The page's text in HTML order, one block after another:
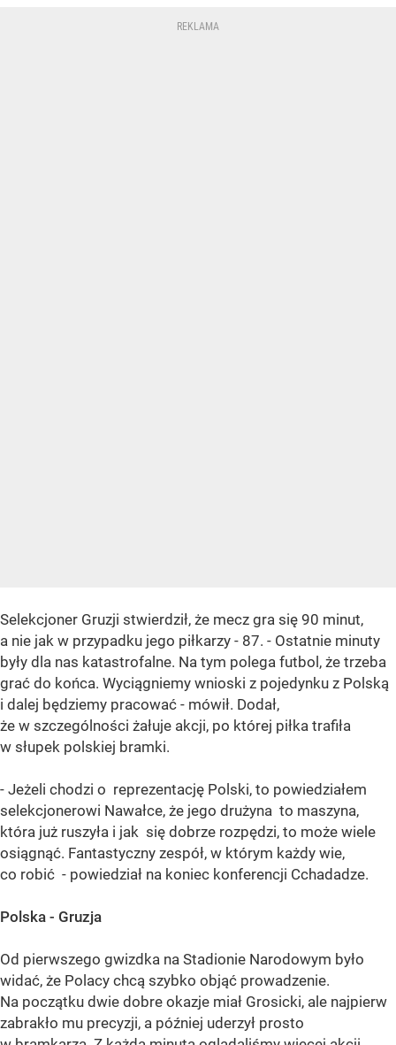
Selekcjoner Gruzji stwierdził, że mecz gra się 90 minut,
a nie jak w przypadku jego piłkarzy - 87. - Ostatnie minuty
były dla nas katastrofalne. Na tym polega futbol, że trzeba
grać do końca. Wyciągniemy wnioski z pojedynku z Polską
i dalej będziemy pracować - mówił. Dodał,
że w szczególności żałuje akcji, po której piłka trafiła
w słupek polskiej bramki.
- Jeżeli chodzi o reprezentację Polski, to powiedziałem
selekcjonerowi Nawałce, że jego drużyna to maszyna,
która już ruszyła i jak się dobrze rozpędzi, to może wiele
osiągnąć. Fantastyczny zespół, w którym każdy wie,
co robić - powiedział na koniec konferencji Cchadadze.
Polska - Gruzja
Od pierwszego gwizdka na Stadionie Narodowym było
widać, że Polacy chcą szybko objąć prowadzenie.
Na początku dwie dobre okazje miał Grosicki, ale najpierw
zabrakło mu precyzji, a później uderzył prosto